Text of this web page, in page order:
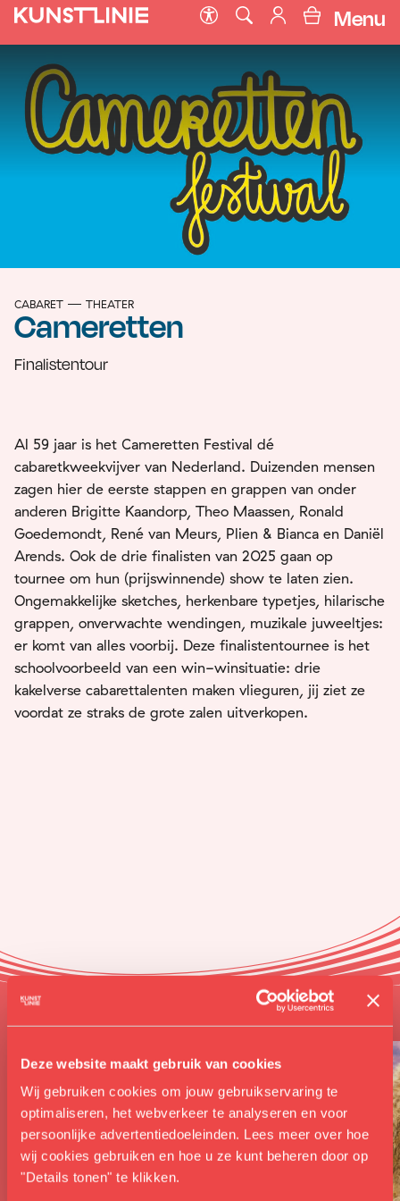
Deze website maakt gebruik van cookies
Wij gebruiken cookies om jouw gebruikservaring te
optimaliseren, het webverkeer te analyseren en voor
persoonlijke advertentiedoeleinden. Lees meer over hoe
wij cookies gebruiken en hoe u ze kunt beheren door op
"Details tonen" te klikken.
Menu
CABARET THEATER
Cameretten
Finalistentour
Al 59 jaar is het Cameretten Festival dé
cabaretkweekvijver van Nederland. Duizenden mensen
zagen hier de eerste stappen en grappen van onder
anderen Brigitte Kaandorp, Theo Maassen, Ronald
Goedemondt, René van Meurs, Plien & Bianca en Daniël
Arends. Ook de drie finalisten van 2025 gaan op
tournee om hun (prijswinnende) show te laten zien.
Ongemakkelijke sketches, herkenbare typetjes, hilarische
grappen, onverwachte wendingen, muzikale juweeltjes:
er komt van alles voorbij. Deze finalistentournee is het
schoolvoorbeeld van een win-winsituatie: drie
kakelverse cabarettalenten maken vlieguren, jij ziet ze
voordat ze straks de grote zalen uitverkopen.
Soortgelijk